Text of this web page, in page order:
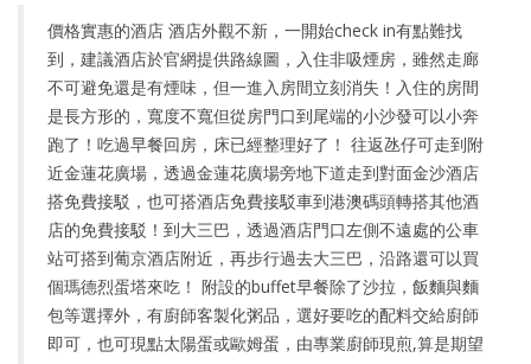
價格實惠的酒店 酒店外觀不新，一開始check in有點難找
到，建議酒店於官網提供路線圖，入住非吸煙房，雖然走廊
不可避免還是有煙味，但一進入房間立刻消失！入住的房間
是長方形的，寬度不寬但從房門口到尾端的小沙發可以小奔
跑了！吃過早餐回房，床已經整理好了！ 往返氹仔可走到附
近金蓮花廣場，透過金蓮花廣場旁地下道走到對面金沙酒店
搭免費接駁，也可搭酒店免費接駁車到港澳碼頭轉搭其他酒
店的免費接駁！到大三巴，透過酒店門口左側不遠處的公車
站可搭到葡京酒店附近，再步行過去大三巴，沿路還可以買
個瑪德烈蛋塔來吃！ 附設的buffet早餐除了沙拉，飯麵與麵
包等選擇外，有廚師客製化粥品，選好要吃的配料交給廚師
即可，也可現點太陽蛋或歐姆蛋，由專業廚師現煎,算是期望